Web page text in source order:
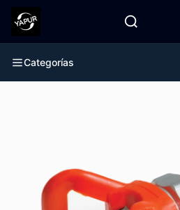
Categorías